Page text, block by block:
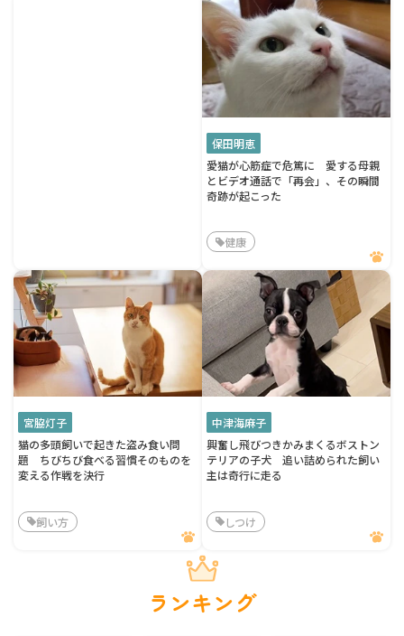
保田明恵
愛猫が心筋症で危篤に 愛する母親
とビデオ通話で「再会」、その瞬間
奇跡が起こった
健康
宮脇灯子
猫の多頭飼いで起きた盗み食い問
題 ちびちび食べる習慣そのものを
変える作戦を決行
飼い方
中津海麻子
興奮し飛びつきかみまくるボストン
テリアの子犬 追い詰められた飼い
主は奇行に走る
しつけ
ランキング